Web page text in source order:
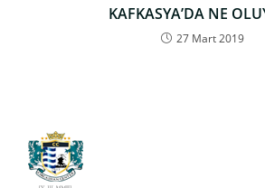
KAFKASYA’DA NE
27 Mart 2019